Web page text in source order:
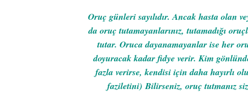
Oruç günleri sayılıdır. Ancak hasta olan
da oruç tutamayanlarınız, tutamadığı
tutar. Oruca dayanamayanlar ise her
doyuracak kadar fidye verir. Kim
fazla verirse, kendisi için daha hayırlı
faziletini) Bilirseniz, oruç tutmanız